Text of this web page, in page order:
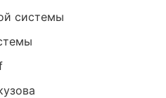
системы